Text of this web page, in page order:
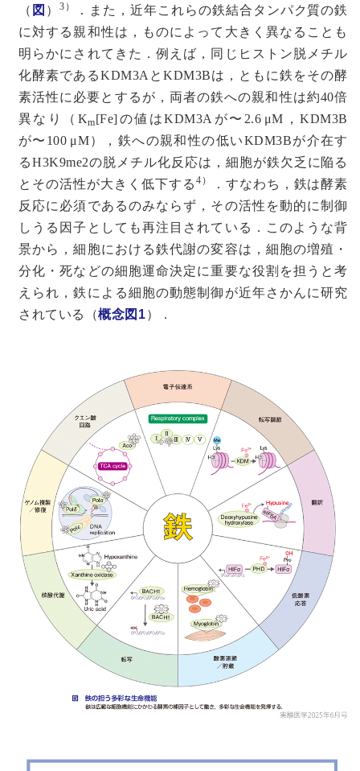
（ 図 ） 3）
．また，近年これらの鉄結合タンパク質の鉄
に対する親和性は，ものによって大きく異なることも
明らかにされてきた．例えば，同じヒストン脱メチル
化酵素であるKDM3AとKDM3Bは，ともに鉄をその酵
素活性に必要とするが，両者の鉄への親和性は約40倍
異なり（Km[Fe]の値はKDM3Aが〜2.6 μM，KDM3B
が〜100 μM），鉄への親和性の低いKDM3Bが介在す
るH3K9me2の脱メチル化反応は，細胞が鉄欠乏に陥る
とその活性が大きく低下する 4）
．すなわち，鉄は酵素
反応に必須であるのみならず，その活性を動的に制御
しうる因子としても再注目されている．このような背
景から，細胞における鉄代謝の変容は，細胞の増殖・
分化・死などの細胞運命決定に重要な役割を担うと考
えられ，鉄による細胞の動態制御が近年さかんに研究
されている（概念図1）．